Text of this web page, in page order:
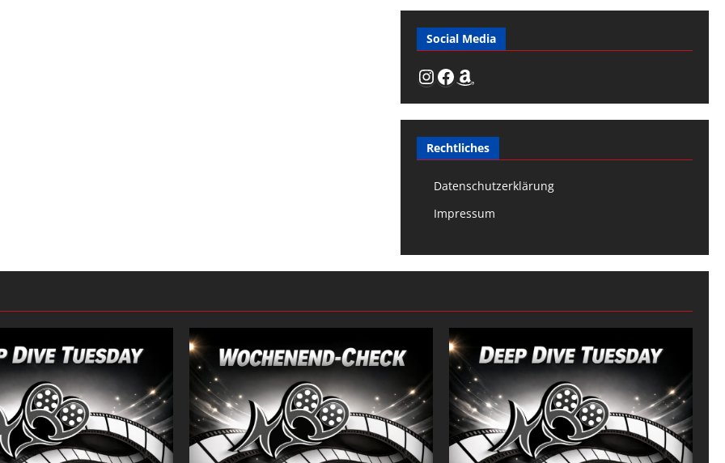
Social Media
Instagram
Facebook
Amazon
Rechtliches
Datenschutzerklärung
Impressum